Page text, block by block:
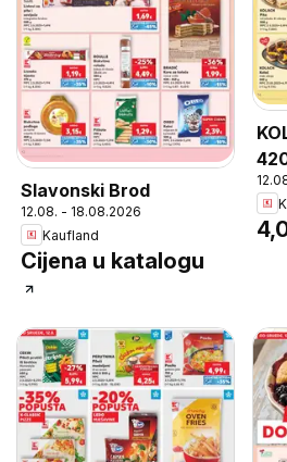
Slavonski Brod
12.08. - 18.08.2026
Kaufland
Cijena u katalogu